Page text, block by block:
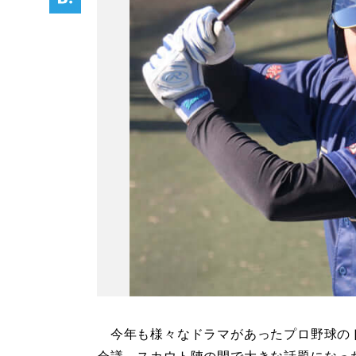
今年も様々なドラマがあったプロ野球の